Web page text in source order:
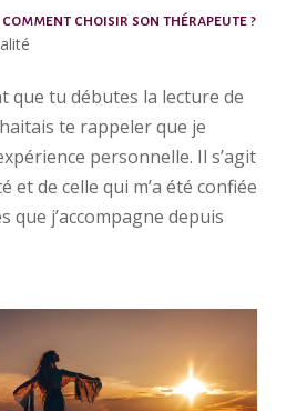
choisir son thérapeute ?
que tu débutes la lecture de
te rappeler que je
personnelle. Il s’agit
et de celle qui m’a été confiée
que j’accompagne depuis